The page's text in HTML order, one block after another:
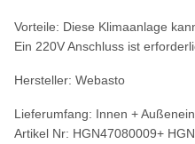
Vorteile: Diese Klimaanlage
Ein 220V Anschluss ist
Hersteller: Webasto
Lieferumfang: Innen +
Artikel Nr: HGN47080009+